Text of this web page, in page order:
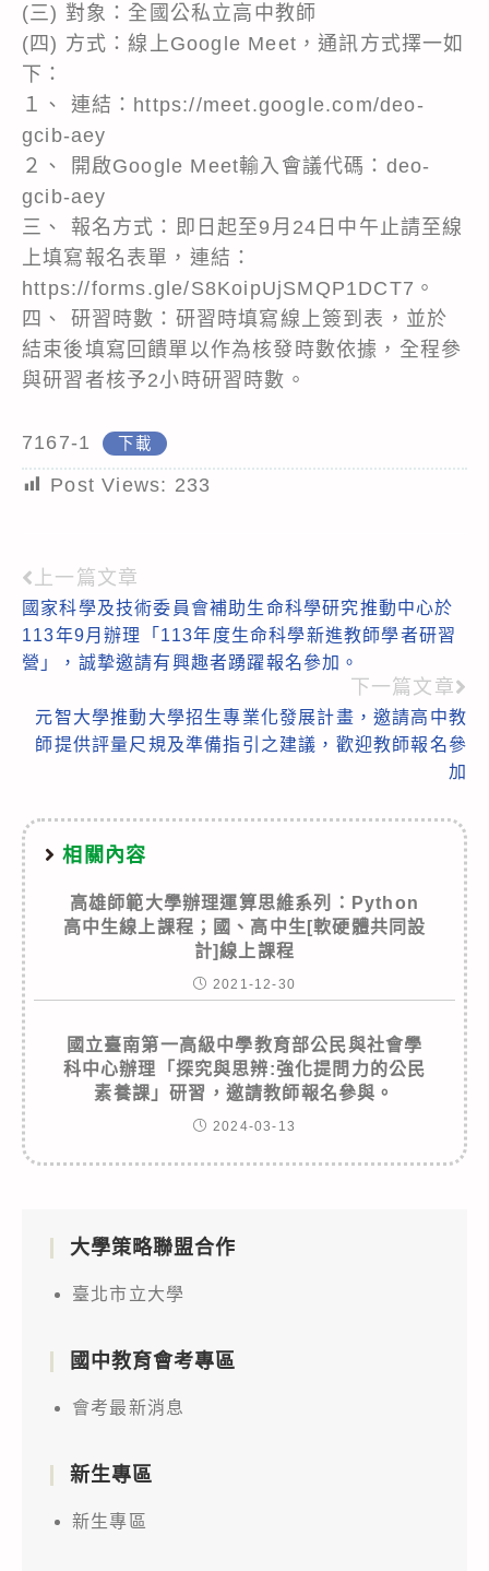
(三) 對象：全國公私立高中教師
(四) 方式：線上Google Meet，通訊方式擇一如
下：
１、 連結：https://meet.google.com/deo-
gcib-aey
２、 開啟Google Meet輸入會議代碼：deo-
gcib-aey
三、 報名方式：即日起至9月24日中午止請至線
上填寫報名表單，連結：
https://forms.gle/S8KoipUjSMQP1DCT7。
四、 研習時數：研習時填寫線上簽到表，並於
結束後填寫回饋單以作為核發時數依據，全程參
與研習者核予2小時研習時數。
7167-1 下載
Post Views: 233
Read
more
articles
上一篇文章
國家科學及技術委員會補助生命科學研究推動中心於
113年9月辦理「113年度生命科學新進教師學者研習
營」，誠摯邀請有興趣者踴躍報名參加。
下一篇文章
元智大學推動大學招生專業化發展計畫，邀請高中教
師提供評量尺規及準備指引之建議，歡迎教師報名參
加
相關內容
高雄師範大學辦理運算思維系列：Python
高中生線上課程；國、高中生[軟硬體共同設
計]線上課程
2021-12-30
國立臺南第一高級中學教育部公民與社會學
科中心辦理「探究與思辨:強化提問力的公民
素養課」研習，邀請教師報名參與。
2024-03-13
大學策略聯盟合作
臺北市立大學
國中教育會考專區
會考最新消息
新生專區
新生專區